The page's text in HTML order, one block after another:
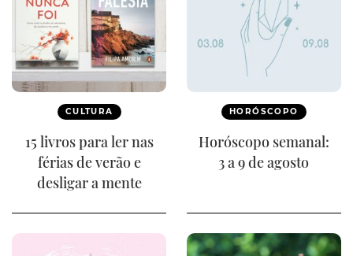
CULTURA
15 livros para ler nas
férias de verão e
desligar a mente
HORÓSCOPO
Horóscopo semanal:
3 a 9 de agosto